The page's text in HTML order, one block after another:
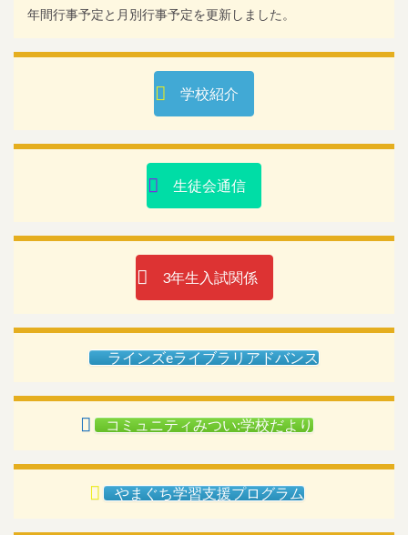
年間行事予定と月別行事予定を更新しました。
学校紹介
生徒会通信
3年生入試関係
ラインズeライブラリアドバンス
コミュニティみつい:学校だより
やまぐち学習支援プログラム